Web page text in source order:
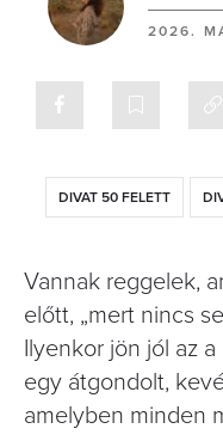
2026.
DIVAT 50 FELETT
Vannak reggelek,
előtt, „mert nincs
Ilyenkor jön jól az
egy átgondolt,
amelyben minden